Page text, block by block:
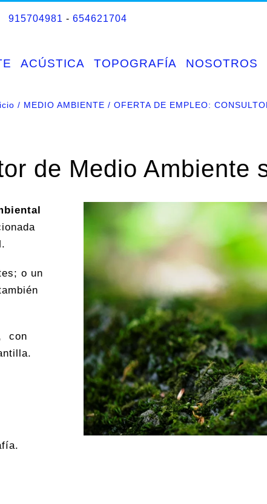
915704981 - 654621704
ACÚSTICA TOPOGRAFÍA NOSOTROS
MEDIO AMBIENTE OFERTA DE EMPLEO:
de Medio Ambiente
o un
con